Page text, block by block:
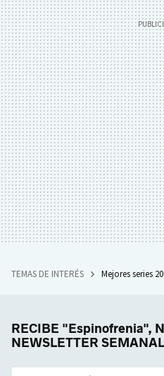
TEMAS DE INTERÉS Mejores series
RECIBE "Espinofrenia",
NEWSLETTER SEMANAL